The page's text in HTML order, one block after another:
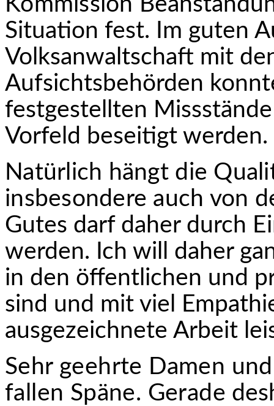
Situation fest. Im guten
Volksanwaltschaft mit
Aufsichtsbehörden
festgestellten
Vorfeld beseitigt werden.
Natürlich hängt die
insbesondere auch von
Gutes darf daher durch
werden. Ich will daher
in den öffentlichen und
sind und mit viel
ausgezeichnete Arbeit
Sehr geehrte Damen
fallen Späne. Gerade